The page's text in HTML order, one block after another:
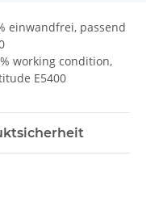
einwandfrei, passend
working condition,
E5400